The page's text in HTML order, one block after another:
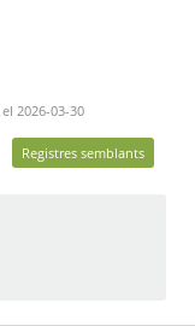
2026-03-30
Registres semblants